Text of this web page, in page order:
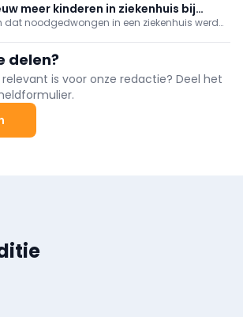
meer kinderen in ziekenhuis bij
dat noodgedwongen in een ziekenhuis werd
delen?
is voor onze redactie? Deel het